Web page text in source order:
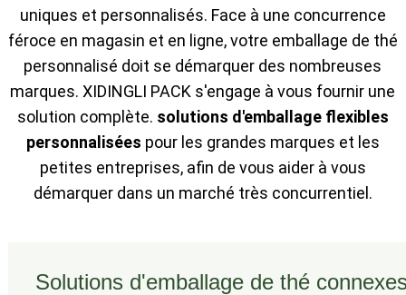
uniques et personnalisés. Face à une concurrence
féroce en magasin et en ligne, votre emballage de thé
personnalisé doit se démarquer des nombreuses
marques. XIDINGLI PACK s'engage à vous fournir une
solution complète. solutions d'emballage flexibles
personnalisées pour les grandes marques et les
petites entreprises, afin de vous aider à vous
démarquer dans un marché très concurrentiel.
Solutions d'emballage de thé